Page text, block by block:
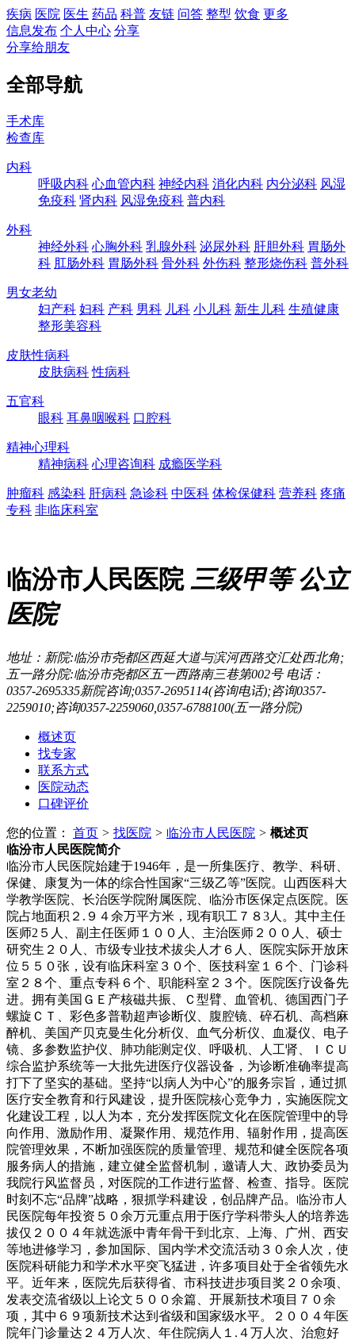
疾病 医院 医生 药品 科普 友链 问答 整型 饮食 更多
信息发布 个人中心 分享
分享给朋友
全部导航
手术库
检查库
内科
呼吸内科 心血管内科 神经内科 消化内科 内分泌科 风湿
免疫科 肾内科 风湿免疫科 普内科
外科
神经外科 心胸外科 乳腺外科 泌尿外科 肝胆外科 胃肠外
科 肛肠外科 胃肠外科 骨外科 外伤科 整形烧伤科 普外科
男女老幼
妇产科 妇科 产科 男科 儿科 小儿科 新生儿科 生殖健康
整形美容科
皮肤性病科
皮肤病科 性病科
五官科
眼科 耳鼻咽喉科 口腔科
精神心理科
精神病科 心理咨询科 成瘾医学科
肿瘤科 感染科 肝病科 急诊科 中医科 体检保健科 营养科 疼痛
专科 非临床科室
临汾市人民医院 三级甲等 公立
医院
地址：新院:临汾市尧都区西延大道与滨河西路交汇处西北角;
五一路分院:临汾市尧都区五一西路南三巷第002号 电话：
0357-2695335新院咨询;0357-2695114(咨询电话);咨询0357-
2259010;咨询0357-2259060,0357-6788100(五一路分院)
概述页
找专家
联系方式
医院动态
口碑评价
您的位置： 首页 > 找医院 > 临汾市人民医院 > 概述页
临汾市人民医院简介
临汾市人民医院始建于1946年，是一所集医疗、教学、科研、
保健、康复为一体的综合性国家“三级乙等”医院。山西医科大
学教学医院、长治医学院附属医院、临汾市医保定点医院。医
院占地面积２.９４余万平方米，现有职工７８3人。其中主任
医师2５人、副主任医师１００人、主治医师２００人、硕士
研究生２０人、市级专业技术拔尖人才６人、医院实际开放床
位５５０张，设有临床科室３０个、医技科室１６个、门诊科
室２８个、重点专科６个、职能科室２３个。医院医疗设备先
进。拥有美国ＧＥ产核磁共振、Ｃ型臂、血管机、德国西门子
螺旋ＣＴ、彩色多普勒超声诊断仪、腹腔镜、碎石机、高档麻
醉机、美国产贝克曼生化分析仪、血气分析仪、血凝仪、电子
镜、多参数监护仪、肺功能测定仪、呼吸机、人工肾、ＩＣＵ
综合监护系统等一大批先进医疗仪器设备，为诊断准确率提高
打下了坚实的基础。坚持“以病人为中心”的服务宗旨，通过抓
医疗安全教育和行风建设，提升医院核心竞争力，实施医院文
化建设工程，以人为本，充分发挥医院文化在医院管理中的导
向作用、激励作用、凝聚作用、规范作用、辐射作用，提高医
院管理效果，不断加强医院的质量管理、规范和健全医院各项
服务病人的措施，建立健全监督机制，邀请人大、政协委员为
我院行风监督员，对医院的工作进行监督、检查、指导。医院
时刻不忘“品牌”战略，狠抓学科建设，创品牌产品。临汾市人
民医院每年投资５０余万元重点用于医疗学科带头人的培养选
拔仅２００４年就选派中青年骨干到北京、上海、广州、西安
等地进修学习，参加国际、国内学术交流活动３０余人次，使
医院科研能力和学术水平突飞猛进，许多项目处于全省领先水
平。近年来，医院先后获得省、市科技进步项目奖２０余项、
发表交流省级以上论文５００余篇、开展新技术项目７０余
项，其中６９项新技术达到省级和国家级水平。２００４年医
院年门诊量达２４万人次、年住院病人１.４万人次、治愈好